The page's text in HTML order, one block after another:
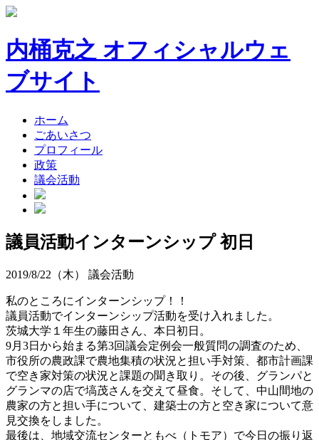
内桶克之 オフィシャルウェ
ブサイト
ホーム
ごあいさつ
プロフィール
政策
議会活動
議員活動インターンシップ 初日
2019/8/22（木） 議会活動
私のところにインターンシップ！！
議員活動でインターンシップ活動を受け入れました。
茨城大学１年生の藤田さん、本日初日。
9月3日から始まる第3回議会定例会一般質問の調査のため、
市役所の農政課で農地集積の状況と担い手対策、都市計画課
で空き家対策の状況と課題の聞き取り。その後、グランパと
グランマの店で塙茂さんを交えて昼食。そして、中山間地の
農家の方と担い手について、建築士の方と空き家について意
見交換をしました。
最後は、地域交流センターともべ（トモア）で今日の振り返